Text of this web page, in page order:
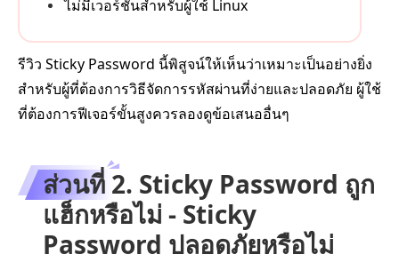
ไม่มีเวอร์ชันสำหรับผู้ใช้ Linux
รีวิว Sticky Password นี้พิสูจน์ให้เห็นว่าเหมาะเป็นอย่างยิ่ง
สำหรับผู้ที่ต้องการวิธีจัดการรหัสผ่านที่ง่ายและปลอดภัย ผู้ใช้
ที่ต้องการฟีเจอร์ขั้นสูงควรลองดูข้อเสนออื่นๆ
ส่วนที่ 2. Sticky Password ถูก
แฮ็กหรือไม่ - Sticky
Password ปลอดภัยหรือไม่